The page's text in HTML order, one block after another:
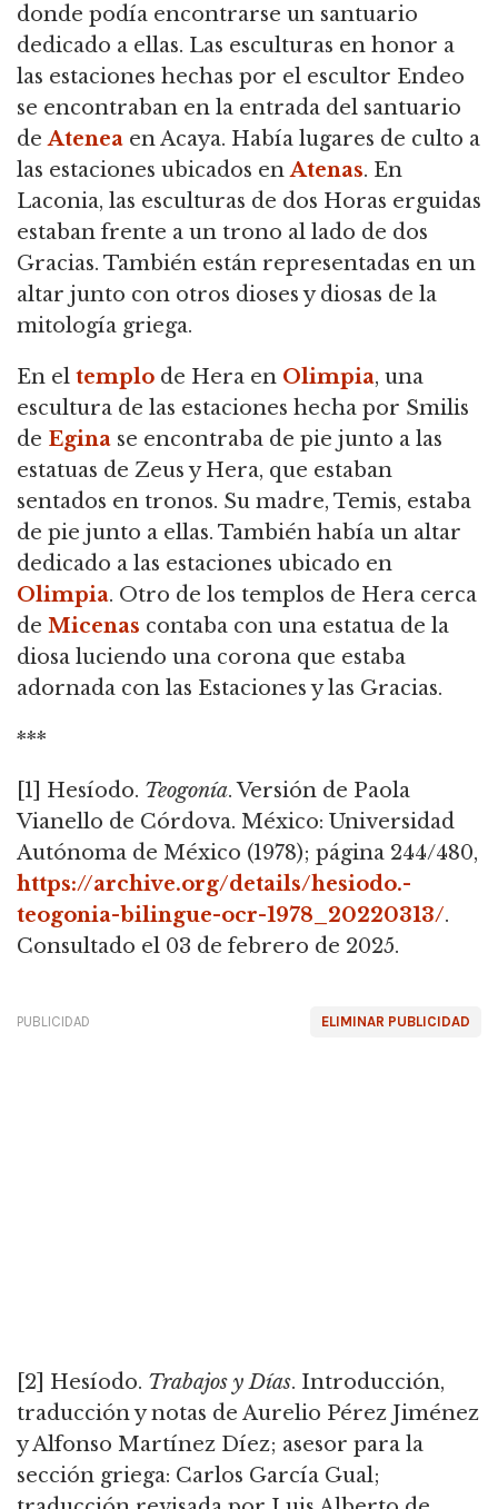
donde podía encontrarse un santuario
dedicado a ellas. Las esculturas en honor a
las estaciones hechas por el escultor Endeo
se encontraban en la entrada del santuario
deAtenea en Acaya. Había lugares de culto a
las estaciones ubicados enAtenas. En
Laconia, las esculturas de dos Horas erguidas
estaban frente a un trono al lado de dos
Gracias. También están representadas en un
altar junto con otros dioses y diosas de la
mitología griega.
En el templo de Hera en Olimpia, una
escultura de las estaciones hecha por Smilis
de Egina se encontraba de pie junto a las
estatuas de Zeus y Hera, que estaban
sentados en tronos. Su madre, Temis, estaba
de pie junto a ellas. También había un altar
dedicado a las estaciones ubicado en
Olimpia. Otro de los templos de Hera cerca
de Micenas contaba con una estatua de la
diosa luciendo una corona que estaba
adornada con las Estaciones y las Gracias.
***
[1] Hesíodo. Teogonía.Versión de Paola
Vianello de Córdova. México: Universidad
Autónoma de México (1978); página 244/480,
https://archive.org/details/hesiodo.-
teogonia-bilingue-ocr-1978_20220313/.
Consultado el 03 de febrero de 2025.
ELIMINAR PUBLICIDAD
PUBLICIDAD
[2] Hesíodo. Trabajos y Días. Introducción,
traducción y notas de Aurelio Pérez Jiménez
y Alfonso Martínez Díez; asesor para la
sección griega: Carlos García Gual;